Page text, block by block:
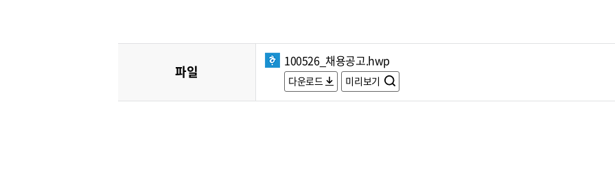
파일
100526_채용공고.hwp
다운로드 미리보기